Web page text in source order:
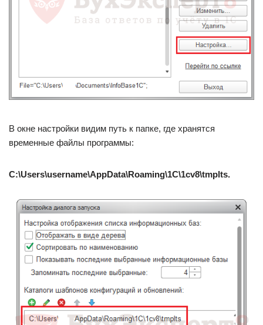
В окне настройки видим путь к папке, где хранятся
временные файлы программы:
C:\Users\username\AppData\Roaming\1C\1cv8\tmplts.